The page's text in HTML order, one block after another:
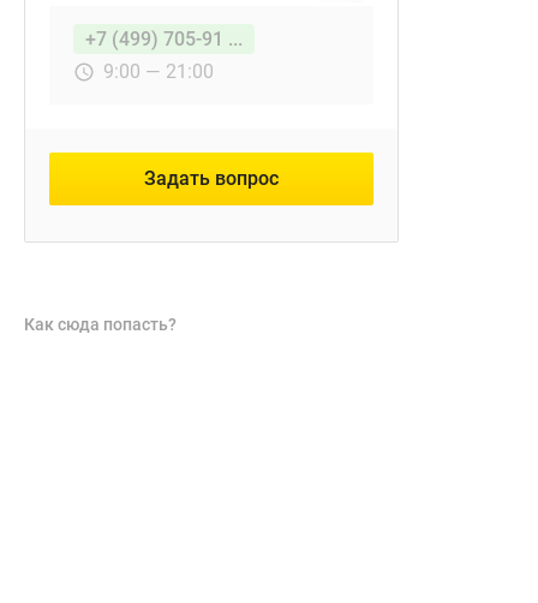
+7 (499) 705-91 ...
9:00 — 21:00
Задать вопрос
Как сюда попасть?